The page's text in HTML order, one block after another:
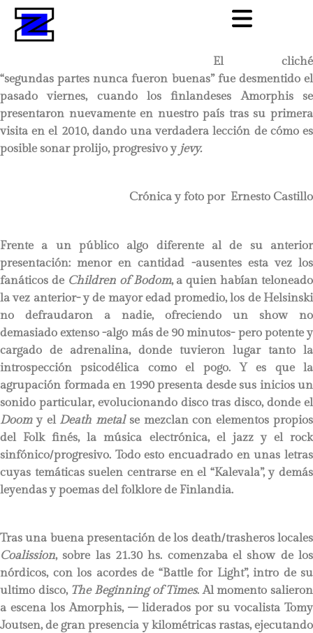
El cliché
“segundas partes nunca fueron buenas” fue desmentido el
pasado viernes, cuando los finlandeses Amorphis se
presentaron nuevamente en nuestro país tras su primera
visita en el 2010, dando una verdadera lección de cómo es
posible sonar prolijo, progresivo y jevy.
Crónica y foto por Ernesto Castillo
Frente a un público algo diferente al de su anterior
presentación: menor en cantidad -ausentes esta vez los
fanáticos de Children of Bodom, a quien habían teloneado
la vez anterior- y de mayor edad promedio, los de Helsinski
no defraudaron a nadie, ofreciendo un show no
demasiado extenso -algo más de 90 minutos- pero potente y
cargado de adrenalina, donde tuvieron lugar tanto la
introspección psicodélica como el pogo. Y es que la
agrupación formada en 1990 presenta desde sus inicios un
sonido particular, evolucionando disco tras disco, donde el
Doomy el Death metal se mezclan con elementos propios
del Folk finés, la música electrónica, el jazz y el rock
sinfónico/progresivo. Todo esto encuadrado en unas letras
cuyas temáticas suelen centrarse en el “Kalevala”, y demás
leyendas y poemas del folklore de Finlandia.
Tras una buena presentación de los death/trasheros locales
Coalission, sobre las 21.30 hs. comenzaba el show de los
nórdicos, con los acordes de “Battle for Light”, intro de su
ultimo disco, The Beginning of Times. Al momento salieron
a escena los Amorphis, – liderados por su vocalista Tomy
Joutsen, de gran presencia y kilométricas rastas, ejecutando